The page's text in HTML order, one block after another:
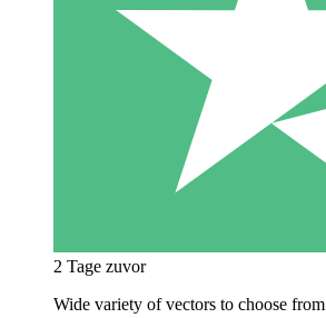
2 Tage zuvor
Wide variety of vectors to choose from